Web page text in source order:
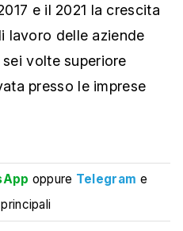
e il 2021 la crescita
lavoro delle aziende
volte superiore
presso le imprese
oppure Telegram e